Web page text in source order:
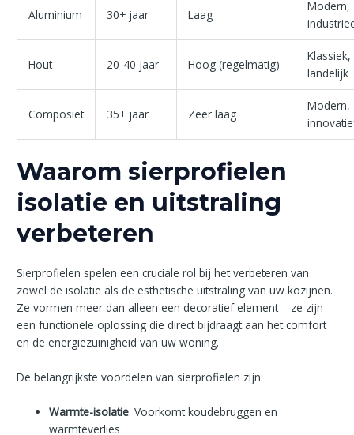
Aluminium 30+ jaar Laag
Modern,
Hout 20-40 jaar Hoog (regelmatig)
Klassiek,
landelijk
Composiet 35+ jaar Zeer laag
Modern,
Waarom sierprofielen
isolatie en uitstraling
verbeteren
Sierprofielen spelen een cruciale rol bij het verbeteren van
zowel de isolatie als de esthetische uitstraling van uw kozijnen.
Ze vormen meer dan alleen een decoratief element – ze zijn
een functionele oplossing die direct bijdraagt aan het comfort
en de energiezuinigheid van uw woning.
De belangrijkste voordelen van sierprofielen zijn:
Warmte-isolatie: Voorkomt koudebruggen en
warmteverlies